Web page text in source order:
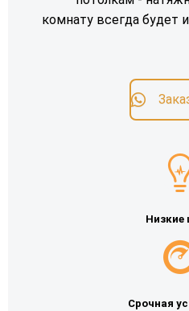
комнату всегда будет
Низкие
Срочная